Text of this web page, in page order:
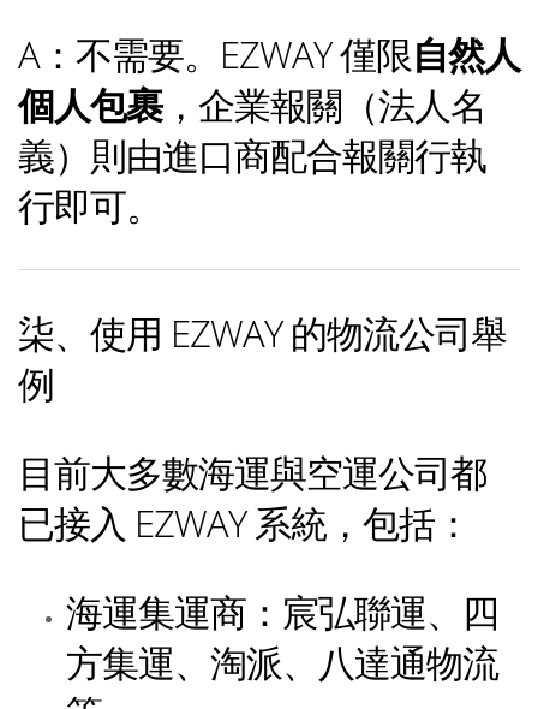
A：不需要。EZWAY 僅限自然人
個人包裹，企業報關（法人名
義）則由進口商配合報關行執
行即可。
柒、使用 EZWAY 的物流公司舉
例
目前大多數海運與空運公司都
已接入 EZWAY 系統，包括：
海運集運商：宸弘聯運、四
方集運、淘派、八達通物流